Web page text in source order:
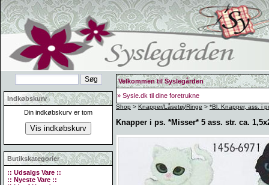
Indkøbskurv
Din indkøbskurv er tom
Butikskategorier
:: Udsalgs Vare ::
:: Nyeste Vare ::
Velkommen til Syslegården
» Sysle.dk til dine foretrukne
Shop > Knapper/Låsetøj/Ringe > *Bl. Knapper, ass. i
Knapper i ps. *Misser* 5 ass. str. ca.